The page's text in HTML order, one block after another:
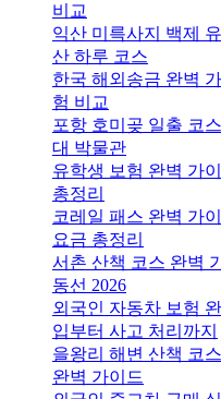
비교
익산 미륵사지 백제
산 하루 코스
한국 해외송금 완벽
험 비교
포항 호미곶 일출 코
대 박물관
유학생 보험 완벽 가
총정리
코레일 패스 완벽 가
요금 총정리
서촌 산책 코스 완벽
동선 2026
외국인 자동차 보험
입부터 사고 처리까지
을왕리 해변 산책 코
완벽 가이드